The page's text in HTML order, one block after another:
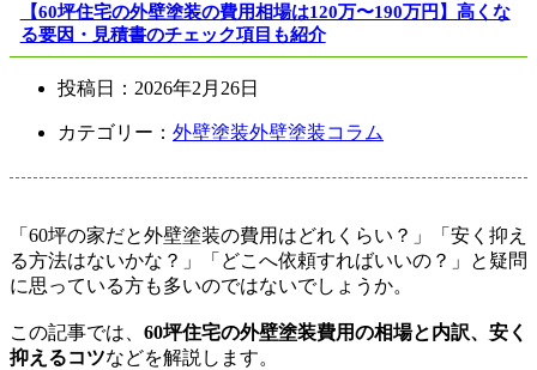
【60坪住宅の外壁塗装の費用相場は120万〜190万円】高くな
る要因・見積書のチェック項目も紹介
投稿日： 2026年2月26日
カテゴリー： 外壁塗装外壁塗装コラム
「 60坪の家だと外壁塗装の費用はどれくらい？」「安く抑え
る方法はないかな？」「どこへ依頼すればいいの？」と疑問
に思っている方も多いのではないでしょうか。
この記事では、 60坪住宅の外壁塗装費用の相場と内訳、安く
抑えるコツなどを解説します。